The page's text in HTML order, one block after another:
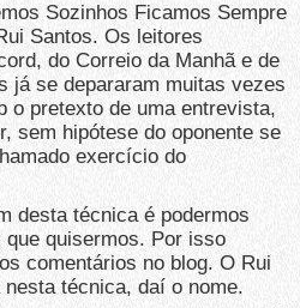
Sozinhos Ficamos Sempre
Santos. Os leitores
do Correio da Manhã e de
já se depararam muitas vezes
o pretexto de uma entrevista,
sem hipótese do oponente se
exercício do
desta técnica é podermos
quisermos. Por isso
comentários no blog. O Rui
técnica, daí o nome.